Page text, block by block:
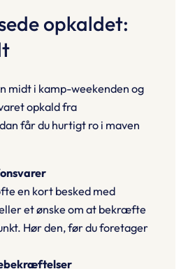
opkaldet:
midt i kamp-weekenden og
opkald fra
får du hurtigt ro i maven
en kort besked med
et ønske om at bekræfte
Hør den, før du foretager